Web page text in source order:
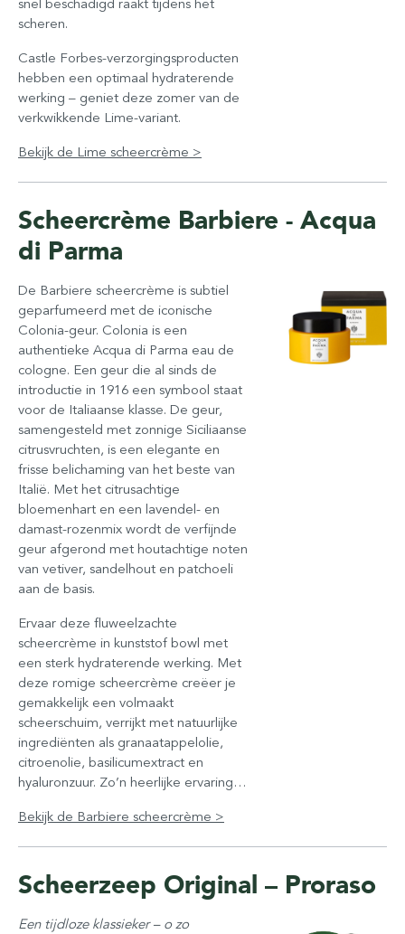
snel beschadigd raakt tijdens het
scheren.
Castle Forbes-verzorgingsproducten
hebben een optimaal hydraterende
werking – geniet deze zomer van de
verkwikkende Lime-variant.
Bekijk de Lime scheercrème >
Scheercrème Barbiere - Acqua
di Parma
De Barbiere scheercrème is subtiel
geparfumeerd met de iconische
Colonia-geur. Colonia is een
authentieke Acqua di Parma eau de
cologne. Een geur die al sinds de
introductie in 1916 een symbool staat
voor de Italiaanse klasse. De geur,
samengesteld met zonnige Siciliaanse
citrusvruchten, is een elegante en
frisse belichaming van het beste van
Italië. Met het citrusachtige
bloemenhart en een lavendel- en
damast-rozenmix wordt de verfijnde
geur afgerond met houtachtige noten
van vetiver, sandelhout en patchoeli
aan de basis.
Ervaar deze fluweelzachte
scheercrème in kunststof bowl met
een sterk hydraterende werking. Met
deze romige scheercrème creëer je
gemakkelijk een volmaakt
scheerschuim, verrijkt met natuurlijke
ingrediënten als granaatappelolie,
citroenolie, basilicumextract en
hyaluronzuur. Zo’n heerlijke ervaring…
Bekijk de Barbiere scheercrème >
Scheerzeep Original – Proraso
Een tijdloze klassieker – o zo